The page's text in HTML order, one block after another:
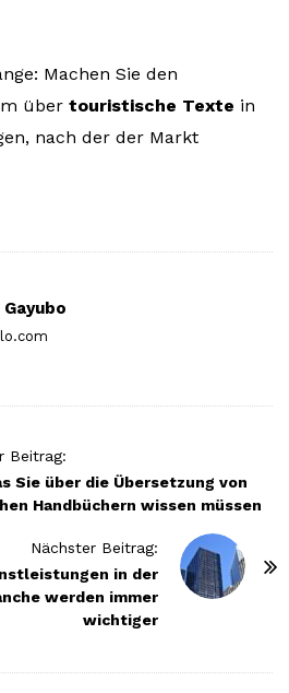
Machen Sie den
über touristische Texte in
nach der der Markt
Beitrag:
Sie über die Übersetzung von
Handbüchern wissen müssen
Nächster Beitrag:
in der
werden immer
wichtiger